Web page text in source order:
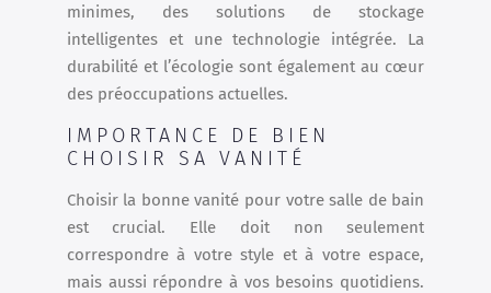
minimes, des solutions de stockage
intelligentes et une technologie intégrée. La
durabilité et l’écologie sont également au cœur
des préoccupations actuelles.
IMPORTANCE DE BIEN
CHOISIR SA VANITÉ
Choisir la bonne vanité pour votre salle de bain
est crucial. Elle doit non seulement
correspondre à votre style et à votre espace,
mais aussi répondre à vos besoins quotidiens.